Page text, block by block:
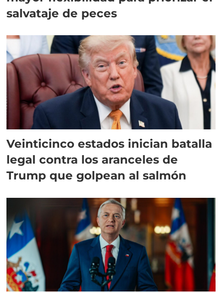
salvataje de peces
Veinticinco estados inician batalla
legal contra los aranceles de
Trump que golpean al salmón